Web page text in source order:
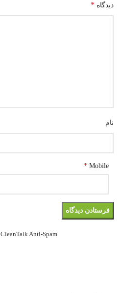
دیدگاه *
نام
Mobile
*
CleanTalk Anti-Spam